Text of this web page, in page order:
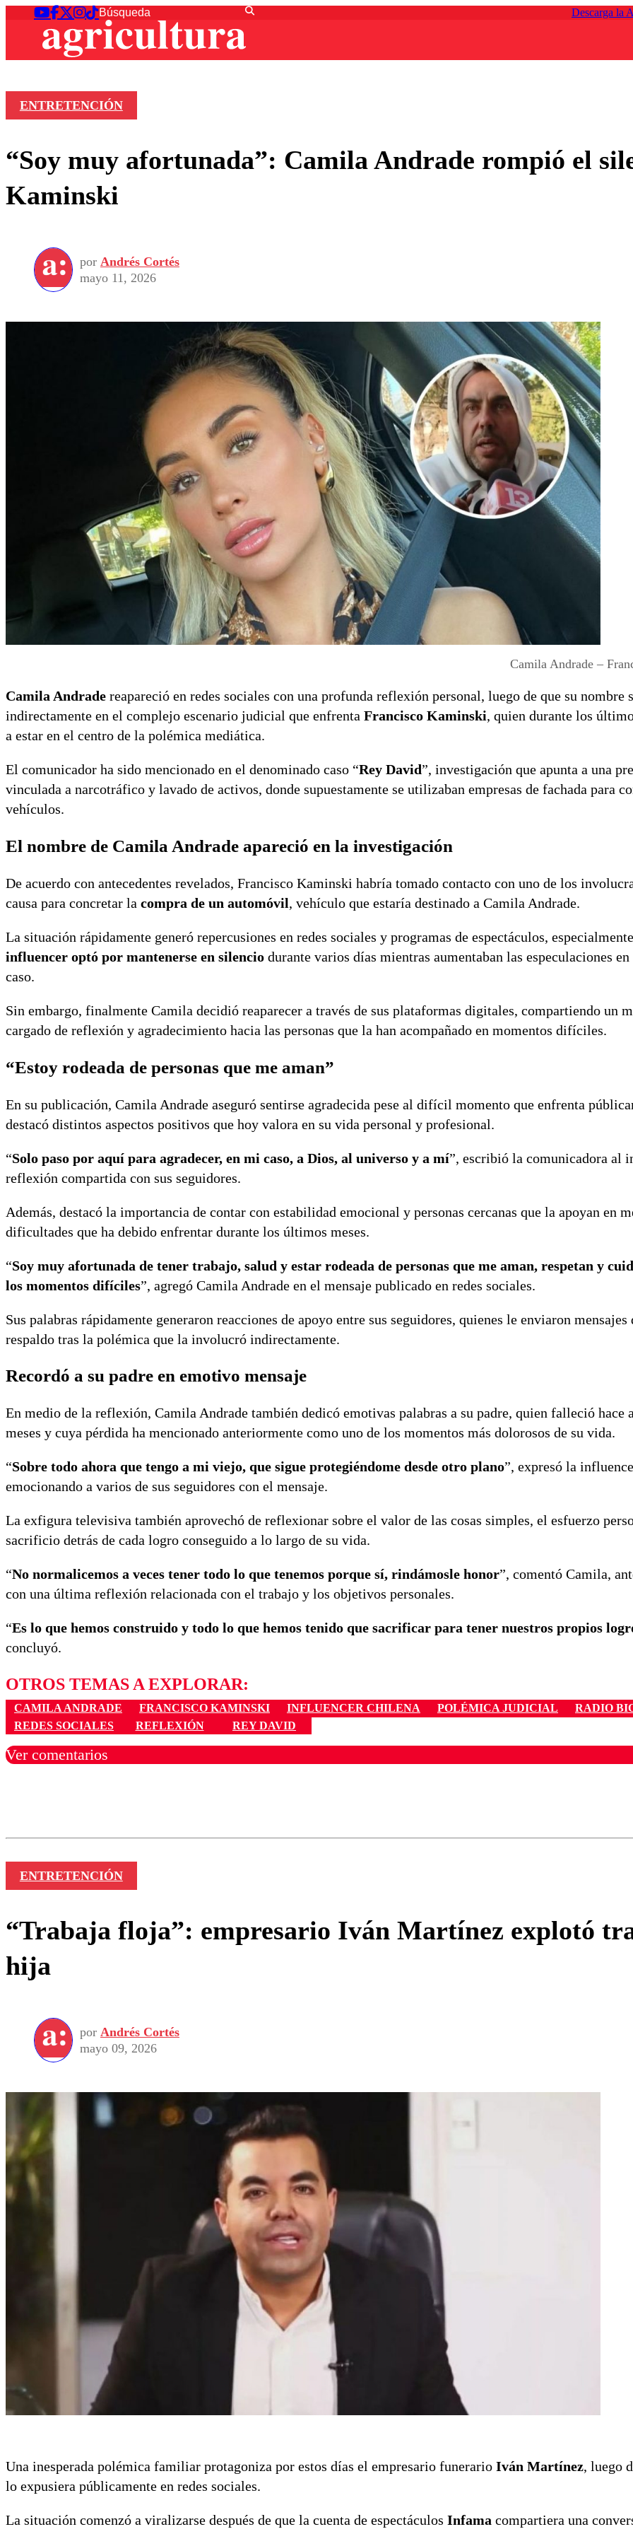
Descarga la
ENTRETENCIÓN
“Soy muy afortunada”: Camila Andrade rompió el
Kaminski
por Andrés Cortés
mayo 11, 2026
Camila Andrade –
Camila Andrade reapareció en redes sociales con una profunda reflexión personal, luego de que su nombre
indirectamente en el complejo escenario judicial que enfrenta Francisco Kaminski, quien durante los
a estar en el centro de la polémica mediática.
El comunicador ha sido mencionado en el denominado caso “Rey David”, investigación que apunta a una
vinculada a narcotráfico y lavado de activos, donde supuestamente se utilizaban empresas de fachada para
vehículos.
El nombre de Camila Andrade apareció en la investigación
De acuerdo con antecedentes revelados, Francisco Kaminski habría tomado contacto con uno de los
causa para concretar la compra de un automóvil, vehículo que estaría destinado a Camila Andrade.
La situación rápidamente generó repercusiones en redes sociales y programas de espectáculos,
influencer optó por mantenerse en silencio durante varios días mientras aumentaban las especulaciones
caso.
Sin embargo, finalmente Camila decidió reaparecer a través de sus plataformas digitales, compartiendo un
cargado de reflexión y agradecimiento hacia las personas que la han acompañado en momentos difíciles.
“Estoy rodeada de personas que me aman”
En su publicación, Camila Andrade aseguró sentirse agradecida pese al difícil momento que enfrenta
destacó distintos aspectos positivos que hoy valora en su vida personal y profesional.
“Solo paso por aquí para agradecer, en mi caso, a Dios, al universo y a mí”, escribió la comunicadora al
reflexión compartida con sus seguidores.
Además, destacó la importancia de contar con estabilidad emocional y personas cercanas que la apoyan en
dificultades que ha debido enfrentar durante los últimos meses.
“Soy muy afortunada de tener trabajo, salud y estar rodeada de personas que me aman, respetan y
los momentos difíciles”, agregó Camila Andrade en el mensaje publicado en redes sociales.
Sus palabras rápidamente generaron reacciones de apoyo entre sus seguidores, quienes le enviaron
respaldo tras la polémica que la involucró indirectamente.
Recordó a su padre en emotivo mensaje
En medio de la reflexión, Camila Andrade también dedicó emotivas palabras a su padre, quien falleció hace
meses y cuya pérdida ha mencionado anteriormente como uno de los momentos más dolorosos de su vida.
“Sobre todo ahora que tengo a mi viejo, que sigue protegiéndome desde otro plano”, expresó la
emocionando a varios de sus seguidores con el mensaje.
La exfigura televisiva también aprovechó de reflexionar sobre el valor de las cosas simples, el esfuerzo
sacrificio detrás de cada logro conseguido a lo largo de su vida.
“No normalicemos a veces tener todo lo que tenemos porque sí, rindámosle honor”, comentó Camila,
con una última reflexión relacionada con el trabajo y los objetivos personales.
“Es lo que hemos construido y todo lo que hemos tenido que sacrificar para tener nuestros propios
concluyó.
OTROS TEMAS A EXPLORAR:
CAMILA ANDRADE FRANCISCO KAMINSKI INFLUENCER CHILENA POLÉMICA JUDICIAL
RADIO
REDES SOCIALES
REFLEXIÓN REY DAVID
Ver comentarios
ENTRETENCIÓN
“Trabaja floja”: empresario Iván Martínez explotó
hija
por Andrés Cortés
mayo 09, 2026
Una inesperada polémica familiar protagoniza por estos días el empresario funerario Iván Martínez, luego
lo expusiera públicamente en redes sociales.
La situación comenzó a viralizarse después de que la cuenta de espectáculos Infama compartiera una